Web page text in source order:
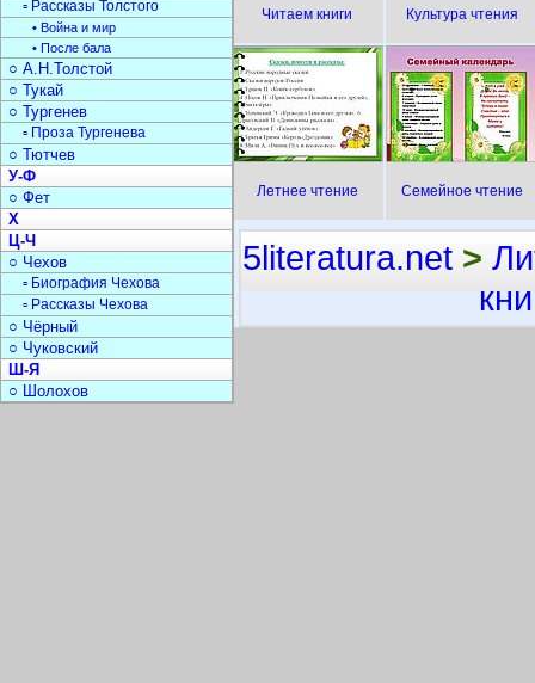
Читаем книги Культура чтения
Летнее чтение Семейное чтение
▫ Рассказы Толстого
• Война и мир
• После бала
○ А.Н.Толстой
○ Тукай
○ Тургенев
▫ Проза Тургенева
○ Тютчев
У-Ф
○ Фет
Х
Ц-Ч
○ Чехов
▫ Биография Чехова
▫ Рассказы Чехова
○ Чёрный
○ Чуковский
Ш-Я
○ Шолохов
5literatura.net >